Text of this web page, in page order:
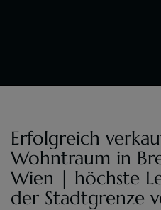
Erfolgreich
Wohntraum in
Wien | höchste
der Stadtgrenze